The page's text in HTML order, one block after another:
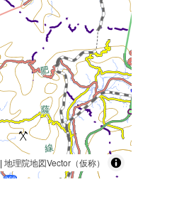
|地理院地図Vector（仮称）